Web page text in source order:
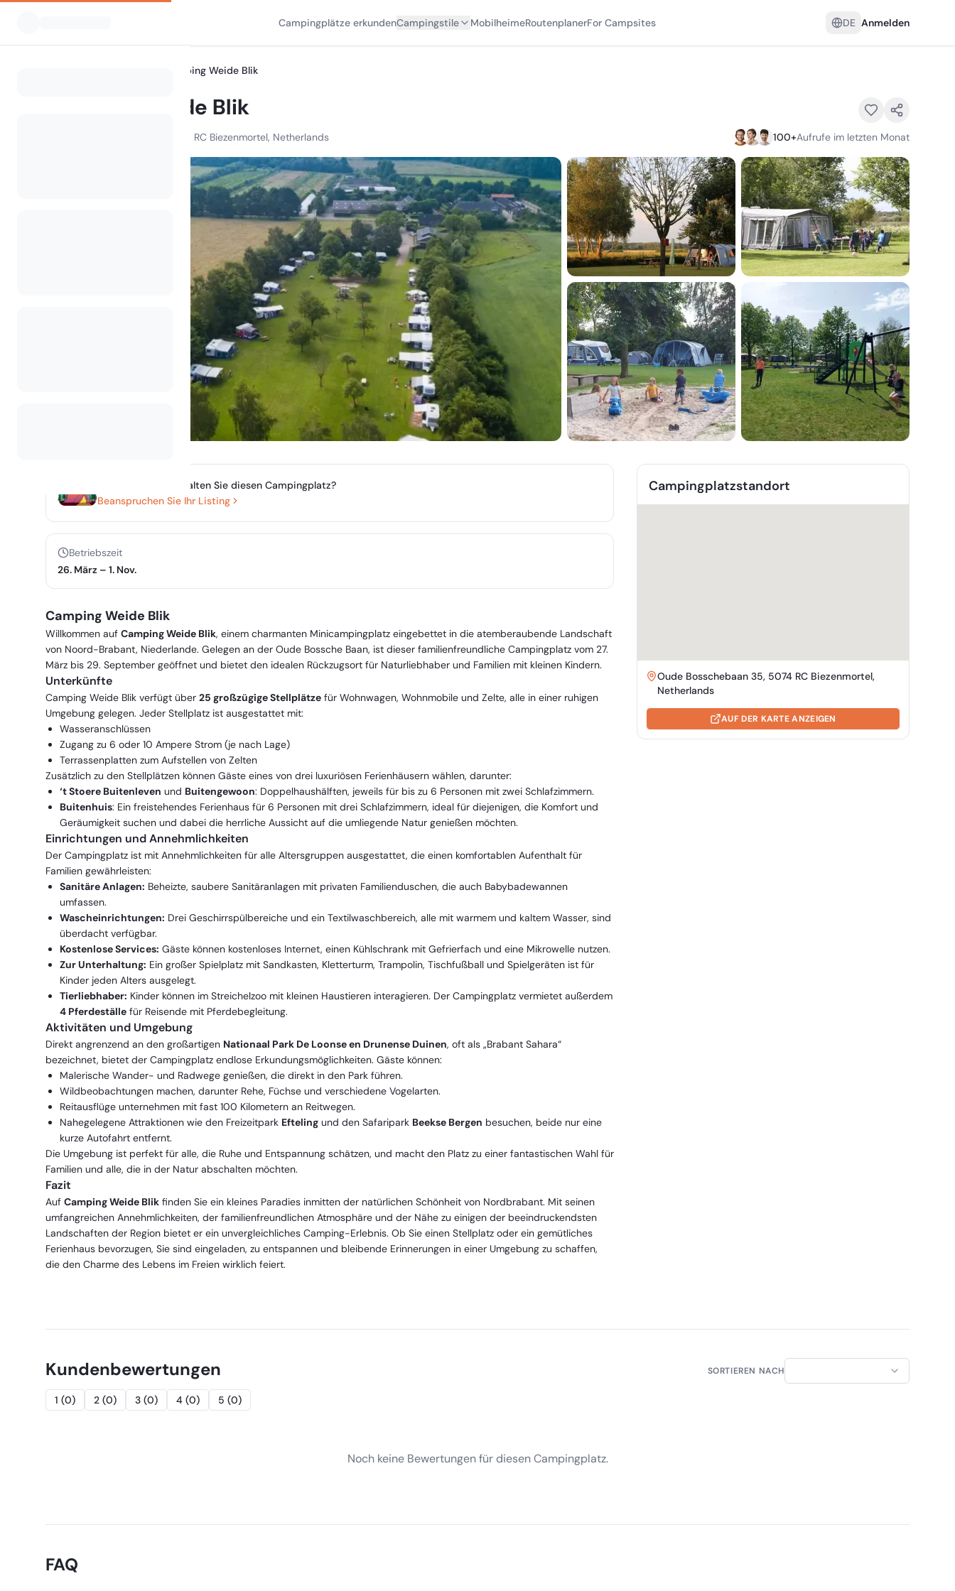
Campingplätze erkundenCampingstile MobilheimeRoutenplanerFor Campsites DE Anmelden
Camping Weide Blik
Camping Weide Blik
Oude Bosschebaan 35, 5074 RC Biezenmortel, Netherlands 100+Aufrufe im letzten Monat
Besitzen oder verwalten Sie diesen Campingplatz?
Beanspruchen Sie Ihr Listing
Betriebszeit
26. März – 1. Nov.
Camping Weide Blik
Willkommen auf Camping Weide Blik, einem charmanten Minicampingplatz eingebettet in die atemberaubende Landschaft
von Noord-Brabant, Niederlande. Gelegen an der Oude Bossche Baan, ist dieser familienfreundliche Campingplatz vom 27.
März bis 29. September geöffnet und bietet den idealen Rückzugsort für Naturliebhaber und Familien mit kleinen Kindern.
Unterkünfte
Camping Weide Blik verfügt über 25 großzügige Stellplätze für Wohnwagen, Wohnmobile und Zelte, alle in einer ruhigen
Umgebung gelegen. Jeder Stellplatz ist ausgestattet mit:
Wasseranschlüssen
Zugang zu 6 oder 10 Ampere Strom (je nach Lage)
Terrassenplatten zum Aufstellen von Zelten
Zusätzlich zu den Stellplätzen können Gäste eines von drei luxuriösen Ferienhäusern wählen, darunter:
‘t Stoere Buitenleven und Buitengewoon: Doppelhaushälften, jeweils für bis zu 6 Personen mit zwei Schlafzimmern.
Buitenhuis: Ein freistehendes Ferienhaus für 6 Personen mit drei Schlafzimmern, ideal für diejenigen, die Komfort und
Geräumigkeit suchen und dabei die herrliche Aussicht auf die umliegende Natur genießen möchten.
Einrichtungen und Annehmlichkeiten
Der Campingplatz ist mit Annehmlichkeiten für alle Altersgruppen ausgestattet, die einen komfortablen Aufenthalt für
Familien gewährleisten:
Sanitäre Anlagen: Beheizte, saubere Sanitäranlagen mit privaten Familienduschen, die auch Babybadewannen
umfassen.
Wascheinrichtungen: Drei Geschirrspülbereiche und ein Textilwaschbereich, alle mit warmem und kaltem Wasser, sind
überdacht verfügbar.
Kostenlose Services: Gäste können kostenloses Internet, einen Kühlschrank mit Gefrierfach und eine Mikrowelle nutzen.
Zur Unterhaltung: Ein großer Spielplatz mit Sandkasten, Kletterturm, Trampolin, Tischfußball und Spielgeräten ist für
Kinder jeden Alters ausgelegt.
Tierliebhaber: Kinder können im Streichelzoo mit kleinen Haustieren interagieren. Der Campingplatz vermietet außerdem
4 Pferdeställe für Reisende mit Pferdebegleitung.
Aktivitäten und Umgebung
Direkt angrenzend an den großartigen Nationaal Park De Loonse en Drunense Duinen, oft als „Brabant Sahara“
bezeichnet, bietet der Campingplatz endlose Erkundungsmöglichkeiten. Gäste können:
Malerische Wander- und Radwege genießen, die direkt in den Park führen.
Wildbeobachtungen machen, darunter Rehe, Füchse und verschiedene Vogelarten.
Reitausflüge unternehmen mit fast 100 Kilometern an Reitwegen.
Nahegelegene Attraktionen wie den Freizeitpark Efteling und den Safaripark Beekse Bergen besuchen, beide nur eine
kurze Autofahrt entfernt.
Die Umgebung ist perfekt für alle, die Ruhe und Entspannung schätzen, und macht den Platz zu einer fantastischen Wahl für
Familien und alle, die in der Natur abschalten möchten.
Fazit
Auf Camping Weide Blik finden Sie ein kleines Paradies inmitten der natürlichen Schönheit von Nordbrabant. Mit seinen
umfangreichen Annehmlichkeiten, der familienfreundlichen Atmosphäre und der Nähe zu einigen der beeindruckendsten
Landschaften der Region bietet er ein unvergleichliches Camping-Erlebnis. Ob Sie einen Stellplatz oder ein gemütliches
Ferienhaus bevorzugen, Sie sind eingeladen, zu entspannen und bleibende Erinnerungen in einer Umgebung zu schaffen,
die den Charme des Lebens im Freien wirklich feiert.
Campingplatzstandort
Oude Bosschebaan 35, 5074 RC Biezenmortel,
Netherlands
AUF DER KARTE ANZEIGEN
Kundenbewertungen
1 (0) 2 (0) 3 (0) 4 (0) 5 (0)
SORTIEREN NACH
Noch keine Bewertungen für diesen Campingplatz.
FAQ